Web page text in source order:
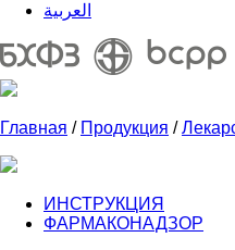
العربية
Главная / Продукция /
ИНСТРУКЦИЯ
ФАРМАКОНАДЗОР